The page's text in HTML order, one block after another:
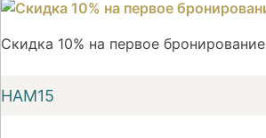
Скидка 10% на первое бронирование
НАМ15